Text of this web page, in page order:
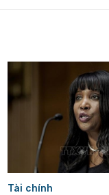
Tài chính